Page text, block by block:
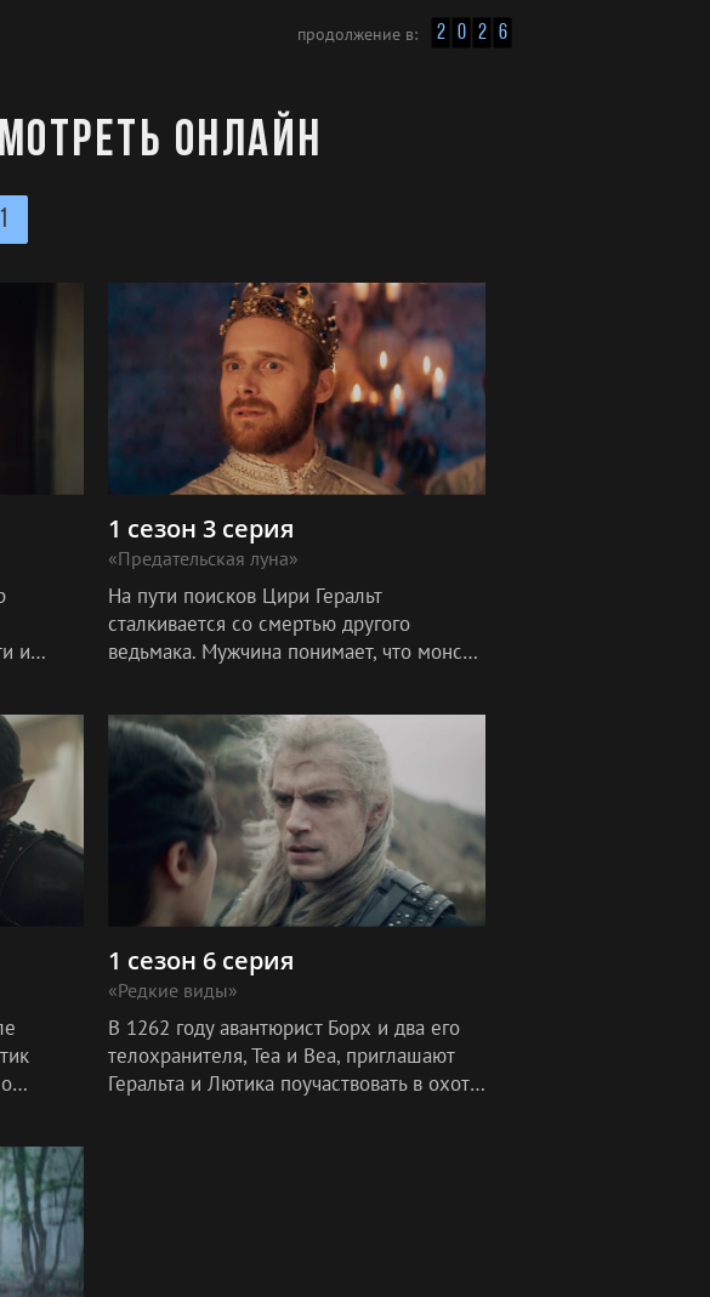
продолжение в: 2 0 2 6
онлайн
1
и
1 сезон 3 серия
«Предательская луна»
На пути поисков Цири Геральт
сталкивается со смертью другого
ведьмака. Мужчина понимает, что монстр
1 сезон 6 серия
«Редкие виды»
В 1262 году авантюрист Борх и два его
телохранителя, Теа и Веа, приглашают
Геральта и Лютика поучаствовать в охоте